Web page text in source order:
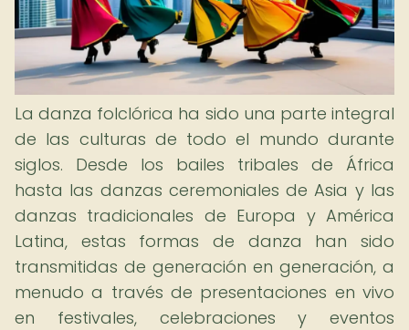
La danza folclórica ha sido una parte integral
de las culturas de todo el mundo durante
siglos. Desde los bailes tribales de África
hasta las danzas ceremoniales de Asia y las
danzas tradicionales de Europa y América
Latina, estas formas de danza han sido
transmitidas de generación en generación, a
menudo a través de presentaciones en vivo
en festivales, celebraciones y eventos